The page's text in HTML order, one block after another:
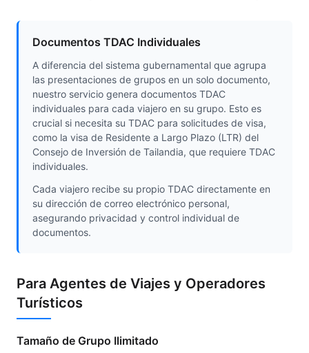
Documentos TDAC Individuales
A diferencia del sistema gubernamental que agrupa
las presentaciones de grupos en un solo documento,
nuestro servicio genera documentos TDAC
individuales para cada viajero en su grupo. Esto es
crucial si necesita su TDAC para solicitudes de visa,
como la visa de Residente a Largo Plazo (LTR) del
Consejo de Inversión de Tailandia, que requiere TDAC
individuales.
Cada viajero recibe su propio TDAC directamente en
su dirección de correo electrónico personal,
asegurando privacidad y control individual de
documentos.
Para Agentes de Viajes y Operadores
Turísticos
Tamaño de Grupo Ilimitado